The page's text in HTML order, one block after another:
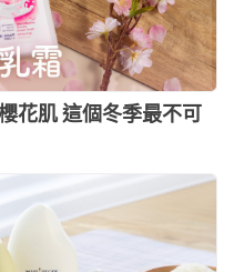
花肌 這個冬季最不可